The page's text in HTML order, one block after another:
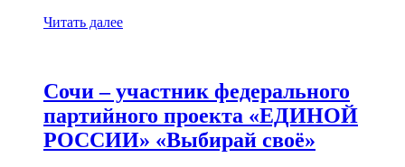
Читать далее
Сочи – участник федерального
партийного проекта «ЕДИНОЙ
РОССИИ» «Выбирай своё»